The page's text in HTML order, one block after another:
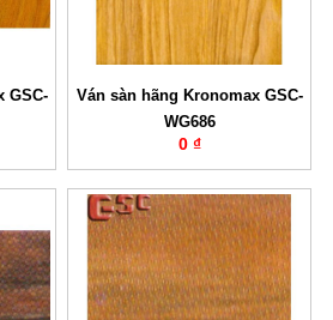
GSC-
Ván sàn hãng Kronomax GSC-
WG686
0 ₫